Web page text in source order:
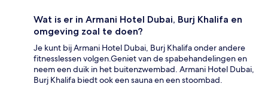
Wat is er in Armani Hotel Dubai, Burj Khalifa en
omgeving zoal te doen?
Je kunt bij Armani Hotel Dubai, Burj Khalifa onder andere
fitnesslessen volgen.Geniet van de spabehandelingen en
neem een duik in het buitenzwembad. Armani Hotel Dubai,
Burj Khalifa biedt ook een sauna en een stoombad.